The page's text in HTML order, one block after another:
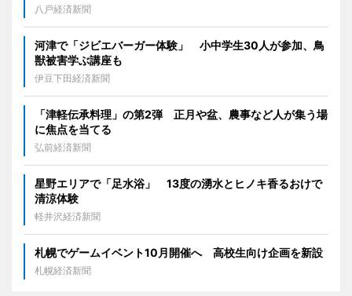
八戸経済新聞
河津で「ジビエバーガー体験」 小中学生30人が参加、鳥
獣被害学ぶ講座も
伊豆下田経済新聞
「津軽伝承料理」の第2弾 正月や盆、農事など人が集う場
に焦点を当てる
弘前経済新聞
星野エリアで「足水浴」 13度の湧水とヒノキ香るおけで
清涼体験
軽井沢経済新聞
札幌でゲームイベント10月開催へ 高校生向け企画を新設
札幌経済新聞